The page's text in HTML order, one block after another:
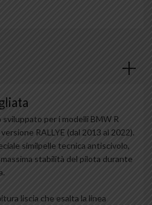
per i modelli BMW R
RALLYE (dal 2013 al 2022).
similpelle tecnica antiscivolo,
stabilità del pilota durante
liscia che esalta la linea